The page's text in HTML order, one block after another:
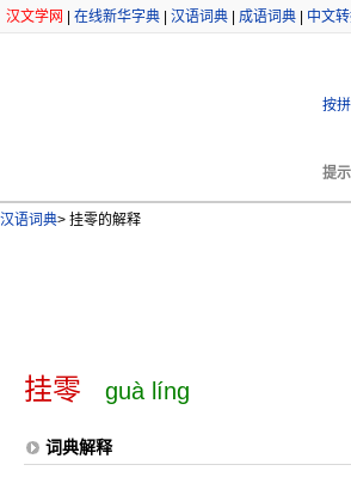
汉文学网 在线新华字典 汉语词典 成语词典 中文
按
提示
汉语词典> 挂零的解释
挂零 guà líng
词典解释